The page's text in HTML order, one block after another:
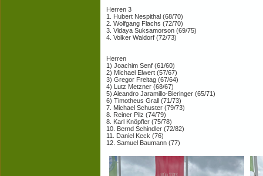
Herren 3
1. Hubert Nespithal (68/70)
2. Wolfgang Flachs (72/70)
3. Vidaya Suksamorson (69/75)
4. Volker Waldorf (72/73)
Herren
1) Joachim Senf (61/60)
2) Michael Elwert (57/67)
3) Gregor Freitag (67/64)
4) Lutz Metzner (68/67)
5) Aleandro Jaramillo-Bieringer (65/71)
6) Timotheus Grall (71/73)
7. Michael Schuster (79/73)
8. Reiner Pilz (74/79)
8. Karl Knöpfler (75/78)
10. Bernd Schindler (72/82)
11. Daniel Keck (76)
12. Samuel Baumann (77)